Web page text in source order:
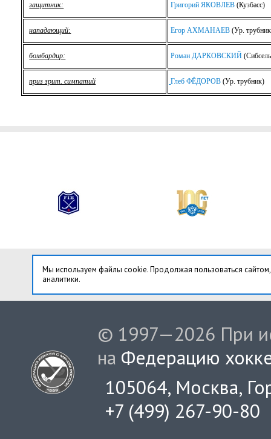
защитник: Григорий ЯКОВЛЕВ (Кузбасс)
нападающий: Егор АХМАНАЕВ (Ур.
бомбардир: Роман ДАРКОВСКИЙ
приз зрит. симпатий Глеб ФЁДОРОВ (Ур. трубник)
Мы используем файлы cookie. Продолжая пользоваться
аналитики.
© 1997—2026 При
на Федерацию
105064, Москва,
+7 (499) 267-90-80